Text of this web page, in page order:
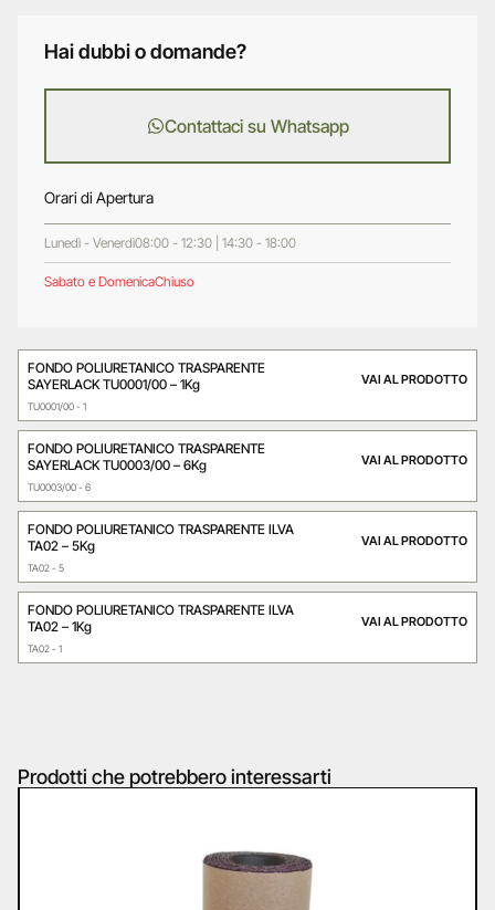
Hai dubbi o domande?
Contattaci su Whatsapp
Orari di Apertura
Lunedì - Venerdì08:00 - 12:30 | 14:30 - 18:00
Sabato e DomenicaChiuso
FONDO POLIURETANICO TRASPARENTE
SAYERLACK TU0001/00 – 1Kg
TU0001/00 - 1
VAI AL PRODOTTO
FONDO POLIURETANICO TRASPARENTE
SAYERLACK TU0003/00 – 6Kg
TU0003/00 - 6
VAI AL PRODOTTO
FONDO POLIURETANICO TRASPARENTE ILVA
TA02 – 5Kg
TA02 - 5
VAI AL PRODOTTO
FONDO POLIURETANICO TRASPARENTE ILVA
TA02 – 1Kg
TA02 - 1
VAI AL PRODOTTO
Prodotti che potrebbero interessarti